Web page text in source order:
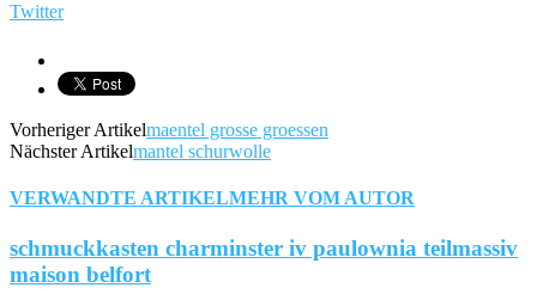
Twitter
Vorheriger Artikelmaentel grosse groessen
Nächster Artikelmantel schurwolle
VERWANDTE ARTIKELMEHR VOM AUTOR
schmuckkasten charminster iv paulownia teilmassiv
maison belfort